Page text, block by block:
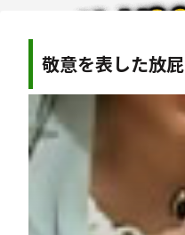
敬意を表した放屁